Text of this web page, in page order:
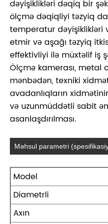
dəyişiklikləri dəqiq bir
ölçmə dəqiqliyi təzyiq
temperatur dəyişiklikləri
etmir və aşağı təzyiq
effektivliyi ilə müxtəlif iş
Ölçmə kamerası, metal
mənbədən, texniki
avadanlıqların
və uzunmüddətli sabit
asanlaşdırılması.
Məhsul parametri
Model
Diametrli
Axın